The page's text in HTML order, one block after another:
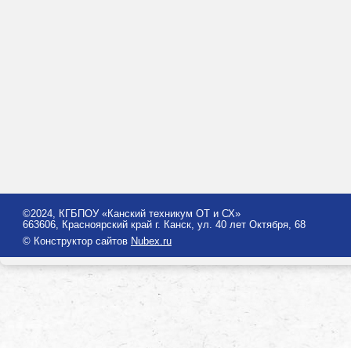
©2024, КГБПОУ «Канский техникум ОТ и СХ»
663606, Красноярский край г. Канск, ул. 40 лет Октября, 68
© Конструктор сайтов Nubex.ru